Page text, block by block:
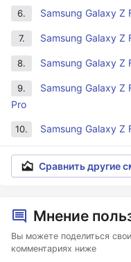
6. Samsung Galaxy Z
7. Samsung Galaxy Z
8. Samsung Galaxy Z
9.
Samsung Galaxy Z
Pro
10. Samsung Galaxy Z
Сравнить другие
Мнение
Вы можете поделиться
комментариях ниже